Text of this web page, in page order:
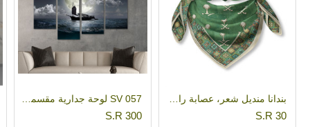
S.R 30
SV 057 لوحة جدارية مقسمة الى 4 قطع مطبوعة على خامة الكاتفاس ومشدودة على اطارات خشبية ، الحجم الكلي 150 في 100 سم موديل
S.R 300